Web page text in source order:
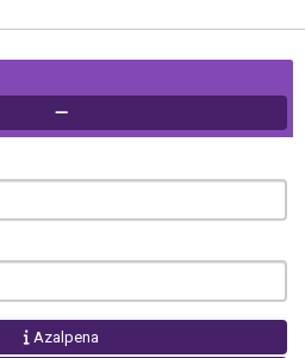
Azalpena